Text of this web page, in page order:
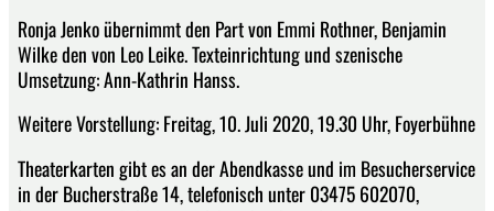
Ronja Jenko übernimmt den Part von Emmi Rothner, Benjamin
Wilke den von Leo Leike. Texteinrichtung und szenische
Umsetzung: Ann-Kathrin Hanss.
Weitere Vorstellung: Freitag, 10. Juli 2020, 19.30 Uhr, Foyerbühne
Theaterkarten gibt es an der Abendkasse und im Besucherservice
in der Bucherstraße 14, telefonisch unter 03475 602070,